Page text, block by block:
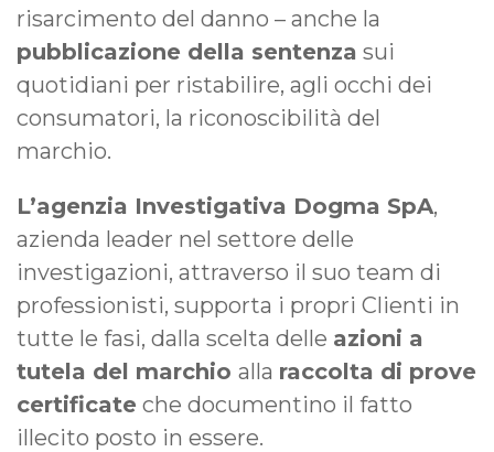
risarcimento del danno – anche la
pubblicazione della sentenza sui
quotidiani per ristabilire, agli occhi dei
consumatori, la riconoscibilità del
marchio.
L’agenzia Investigativa Dogma SpA,
azienda leader nel settore delle
investigazioni, attraverso il suo team di
professionisti, supporta i propri Clienti in
tutte le fasi, dalla scelta delle azioni a
tutela del marchio alla raccolta di prove
certificate che documentino il fatto
illecito posto in essere.